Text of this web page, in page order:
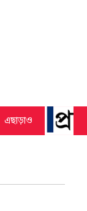
এছাড়াও